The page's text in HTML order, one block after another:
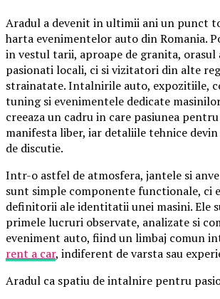
Aradul a devenit in ultimii ani un punct
harta evenimentelor auto din Romania.
in vestul tarii, aproape de granita, orasul
pasionati locali, ci si vizitatori din alte
strainatate. Intalnirile auto, expozitiile,
tuning si evenimentele dedicate
creeaza un cadru in care pasiunea
manifesta liber, iar detaliile tehnice
de discutie.
Intr-o astfel de atmosfera, jantele si
sunt simple componente functionale, ci
definitorii ale identitatii unei masini. Ele
primele lucruri observate, analizate si
eveniment auto, fiind un limbaj comun
rent a car, indiferent de varsta sau
Aradul ca spatiu de intalnire pentru